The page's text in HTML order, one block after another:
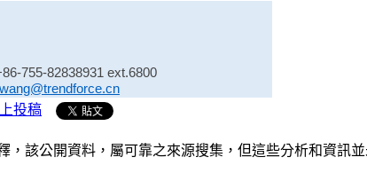
755-82838931 ext.6800
投稿
，該公開資料，屬可靠之來源搜集，但這些分析和資訊